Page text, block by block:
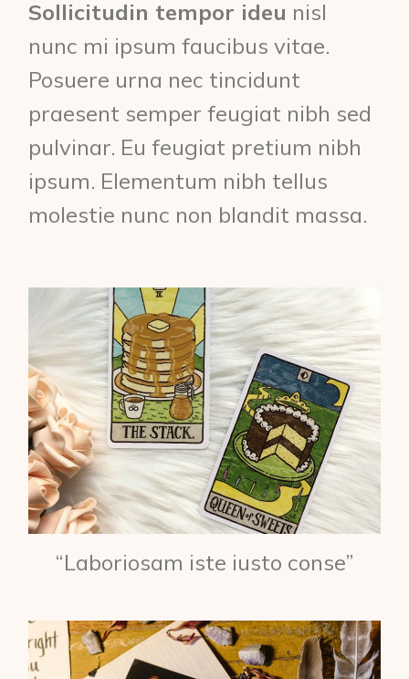
Sollicitudin tempor ideu nisl
nunc mi ipsum faucibus vitae.
Posuere urna nec tincidunt
praesent semper feugiat nibh sed
pulvinar. Eu feugiat pretium nibh
ipsum. Elementum nibh tellus
molestie nunc non blandit massa.
“Laboriosam iste iusto conse”